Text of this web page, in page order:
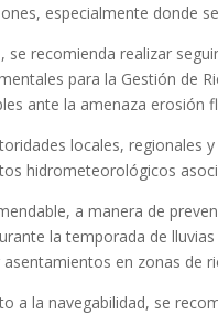
especialmente donde
se recomienda realizar
para la Gestión de
ante la amenaza erosión
locales, regionales
hidrometeorológicos
a manera de
la temporada de
asentamientos en zonas de
a la navegabilidad, se